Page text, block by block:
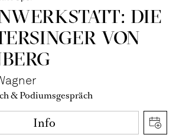
DIE
VON
& Podiumsgespräch
Info